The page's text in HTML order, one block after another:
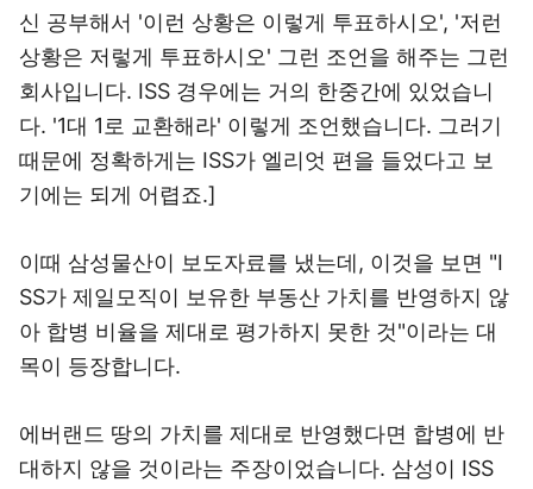
신 공부해서 '이런 상황은 이렇게 투표하시오', '저런
상황은 저렇게 투표하시오' 그런 조언을 해주는 그런
회사입니다. ISS 경우에는 거의 한중간에 있었습니
다. '1대 1로 교환해라' 이렇게 조언했습니다. 그러기
때문에 정확하게는 ISS가 엘리엇 편을 들었다고 보
기에는 되게 어렵죠.]
이때 삼성물산이 보도자료를 냈는데, 이것을 보면 "I
SS가 제일모직이 보유한 부동산 가치를 반영하지 않
아 합병 비율을 제대로 평가하지 못한 것"이라는 대
목이 등장합니다.
에버랜드 땅의 가치를 제대로 반영했다면 합병에 반
대하지 않을 것이라는 주장이었습니다. 삼성이 ISS